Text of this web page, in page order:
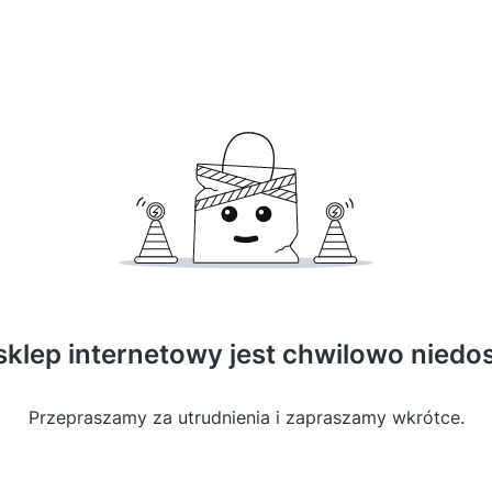
internetowy jest chwilowo
Przepraszamy za utrudnienia i zapraszamy wkrótce.